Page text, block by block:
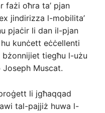
fażi oħra ta’ pjan
jindirizza l-mobilita’
pjaċir li dan il-pjan
kunċett eċċellenti
tiegħu l-użu
Muscat.
li jgħaqqad
tal-pajjiż huwa l-